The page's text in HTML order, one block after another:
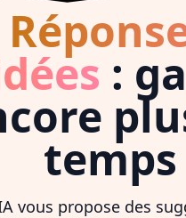
:
temps
vous propose des